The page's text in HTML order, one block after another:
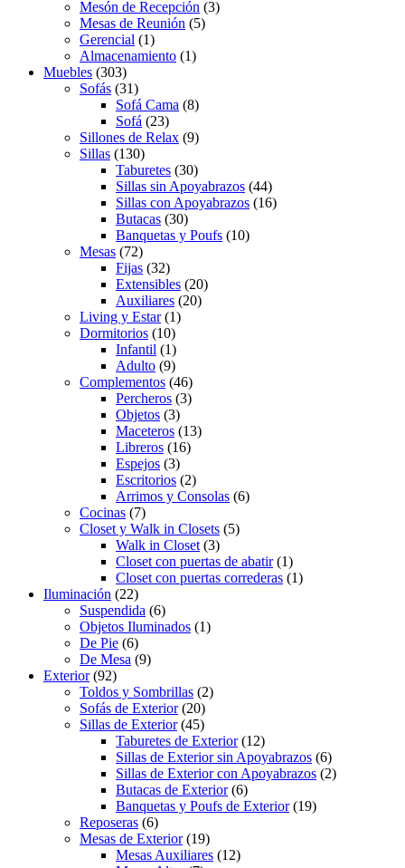
Mesón de Recepción (3)
Mesas de Reunión (5)
Gerencial (1)
Almacenamiento (1)
Muebles (303)
Sofás (31)
Sofá Cama (8)
Sofá (23)
Sillones de Relax (9)
Sillas (130)
Taburetes (30)
Sillas sin Apoyabrazos (44)
Sillas con Apoyabrazos (16)
Butacas (30)
Banquetas y Poufs (10)
Mesas (72)
Fijas (32)
Extensibles (20)
Auxiliares (20)
Living y Estar(1)
Dormitorios (10)
Infantil (1)
Adulto (9)
Complementos (46)
Percheros (3)
Objetos (3)
Maceteros (13)
Libreros (16)
Espejos (3)
Escritorios (2)
Arrimos y Consolas (6)
Cocinas (7)
Closet y Walk in Closets (5)
Walk in Closet (3)
Closet con puertas de abatir(1)
Closet con puertas correderas (1)
Iluminación (22)
Suspendida (6)
Objetos Iluminados (1)
De Pie (6)
De Mesa (9)
Exterior(92)
Toldos y Sombrillas (2)
Sofás de Exterior(20)
Sillas de Exterior(45)
Taburetes de Exterior(12)
Sillas de Exterior sin Apoyabrazos (6)
Sillas de Exterior con Apoyabrazos (2)
Butacas de Exterior(6)
Banquetas y Poufs de Exterior(19)
Reposeras (6)
Mesas de Exterior(19)
Mesas Auxiliares (12)